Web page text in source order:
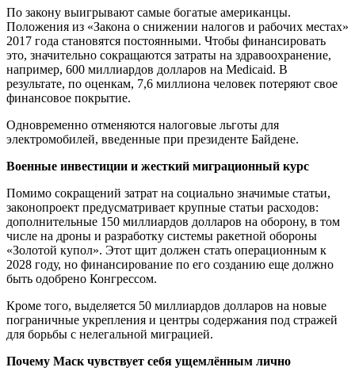
По закону выигрывают самые богатые американцы.
Положения из «Закона о снижении налогов и рабочих местах»
2017 года становятся постоянными. Чтобы финансировать
это, значительно сокращаются затраты на здравоохранение,
например, 600 миллиардов долларов на Medicaid. В
результате, по оценкам, 7,6 миллиона человек потеряют свое
финансовое покрытие.
Одновременно отменяются налоговые льготы для
электромобилей, введенные при президенте Байдене.
Военные инвестиции и жесткий миграционный курс
Помимо сокращений затрат на социально значимые статьи,
законопроект предусматривает крупные статьи расходов:
дополнительные 150 миллиардов долларов на оборону, в том
числе на дроны и разработку системы ракетной обороны
«Золотой купол». Этот щит должен стать операционным к
2028 году, но финансирование по его созданию еще должно
быть одобрено Конгрессом.
Кроме того, выделяется 50 миллиардов долларов на новые
пограничные укрепления и центры содержания под стражей
для борьбы с нелегальной миграцией.
Почему Маск чувствует себя ущемлённым лично